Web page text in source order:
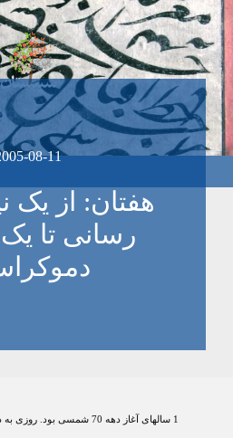
08-11
هفتان: از يک
رسانی تا يک
1 سالهای آغاز دهه 70 شمسی